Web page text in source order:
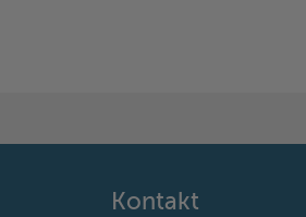
Kontakt